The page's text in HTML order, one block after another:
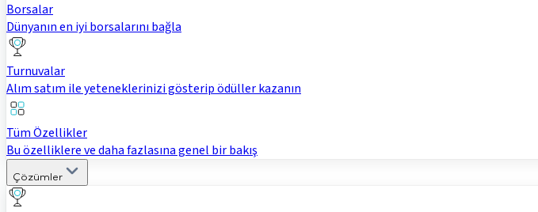
Borsalar
Dünyanın en iyi borsalarını bağla
Turnuvalar
Alım satım ile yeteneklerinizi gösterip ödüller kazanın
Tüm Özellikler
Bu özelliklere ve daha fazlasına genel bir bakış
Çözümler